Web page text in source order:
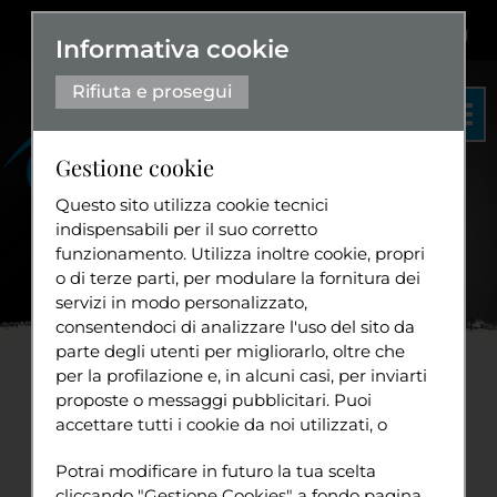
Dislessia Eng
Organigramma
Statuto
Diventa volontario
Sport
Home
Disability Pride SM: uno
spazio online aperto a
Informativa cookie
Rifiuta e prosegui
Gestione cookie
Questo sito utilizza cookie tecnici
indispensabili per il suo corretto
funzionamento. Utilizza inoltre cookie, propri
o di terze parti, per modulare la fornitura dei
servizi in modo personalizzato,
consentendoci di analizzare l'uso del sito da
parte degli utenti per migliorarlo, oltre che
per la profilazione e, in alcuni casi, per inviarti
proposte o messaggi pubblicitari. Puoi
accettare tutti i cookie da noi utilizzati, o
compaiono sulle pagine di questo sito,
Potrai modificare in futuro la tua scelta